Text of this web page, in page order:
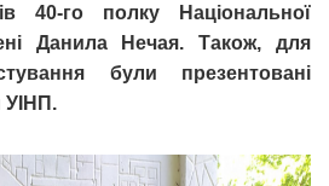
40-го полку Національної
Данила Нечая. Також, для
були презентовані
УІНП.